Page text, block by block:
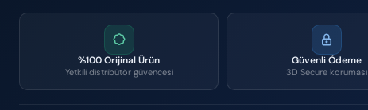
%100 Orijinal Ürün
Yetkili distribütör güvencesi
Güvenli Ödeme
3D Secure koruması